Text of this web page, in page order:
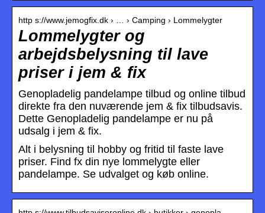
http s://www.jemogfix.dk › … › Camping › Lommelygter
Lommelygter og
arbejdsbelysning til lave
priser i jem & fix
Genopladelig pandelampe tilbud og online tilbud
direkte fra den nuværende jem & fix tilbudsavis.
Dette Genopladelig pandelampe er nu på
udsalg i jem & fix.
Alt i belysning til hobby og fritid til faste lave
priser. Find fx din nye lommelygte eller
pandelampe. Se udvalget og køb online.